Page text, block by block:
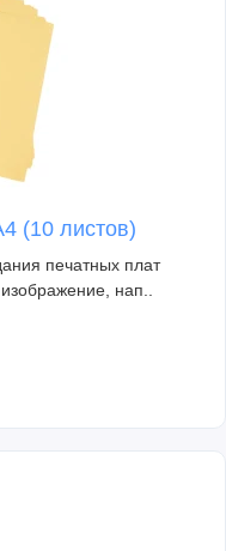
(10 листов)
печатных плат
нап..